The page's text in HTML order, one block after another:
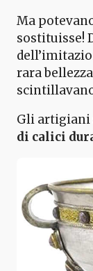
Ma
sostituisse!
rara
Gli artigiani
di calici